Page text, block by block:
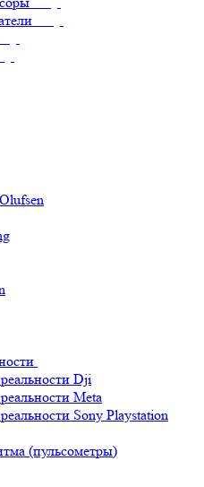
Dji
Meta
Sony Playstation
(пульсометры)